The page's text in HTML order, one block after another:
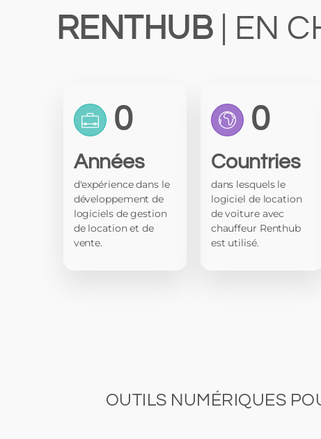
RENTHUB | EN
0
Années
d'expérience dans le
développement de
logiciels de gestion
de location et de
vente.
0
Countries
dans lesquels le
logiciel de location
de voiture avec
chauffeur Renthub
est utilisé.
OUTILS NUMÉRIQUES